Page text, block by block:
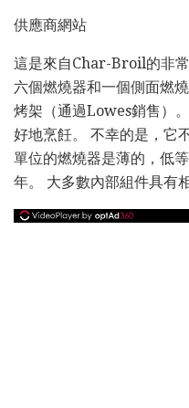
供應商網站
這是來自Char-Broil的非
六個燃燒器和一個側面燃
烤架（通過Lowes銷售）
好地烹飪。 不幸的是，它
單位的燃燒器是薄的，低
年。 大多數內部組件具有